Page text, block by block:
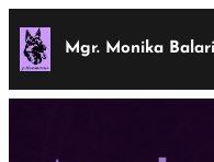
Mgr. Monika